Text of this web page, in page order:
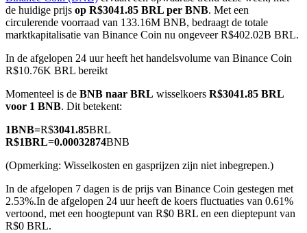
COIN-M-futures
Cryptocurrency-futures
TradFi
Derivaten voor aandelen, forex, edelmetalen en grondstoffen
de huidige prijs op R$3041.85 BRL per BNB. Met een
circulerende voorraad van 133.16M BNB, bedraagt de totale
marktkapitalisatie van Binance Coin nu ongeveer R$402.02B BRL.
In de afgelopen 24 uur heeft het handelsvolume van Binance Coin
R$10.76K BRL bereikt
Momenteel is de BNB naar BRL wisselkoers R$3041.85 BRL
voor 1 BNB. Dit betekent:
1BNB=R$3041.85BRL
R$1BRL=0.00032874BNB
(Opmerking: Wisselkosten en gasprijzen zijn niet inbegrepen.)
In de afgelopen 7 dagen is de prijs van Binance Coin gestegen met
2.53%.In de afgelopen 24 uur heeft de koers fluctuaties van 0.61%
vertoond, met een hoogtepunt van R$0 BRL en een dieptepunt van
R$0 BRL.